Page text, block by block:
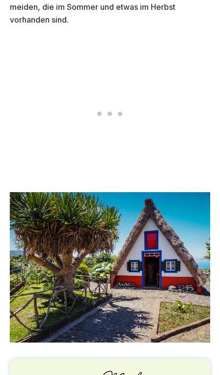
meiden, die im Sommer und etwas im Herbst
vorhanden sind.